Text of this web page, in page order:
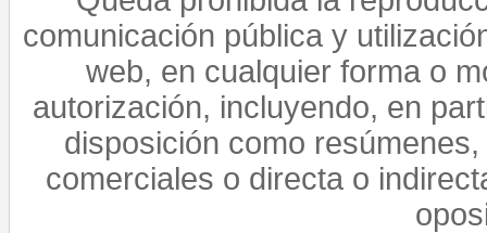
comunicación pública y
web, en cualquier forma o
autorización, incluyendo, en
disposición como
comerciales o directa o